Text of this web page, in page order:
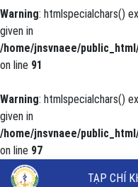
Warning: htmlspecialchars()
given in
/home/jnsvnaee/
on line 91
Warning: htmlspecialchars()
given in
/home/jnsvnaee/
on line 97
Enhance caregivers’
TẠP CHÍ